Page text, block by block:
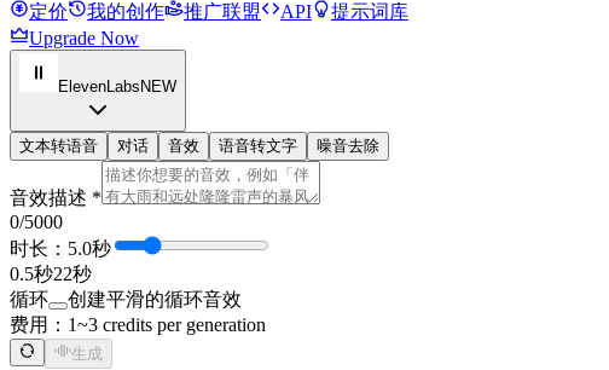
定价
我的创作 推广联盟 API
提示词库
Upgrade Now
ElevenLabs NEW
文本转语音 对话 音效 语音转文字 噪音去除
音效描述 *
0/5000
时长：5.0秒
0.5秒22秒
循环
创建平滑的循环音效
费用： 1~3 credits per generation
生成